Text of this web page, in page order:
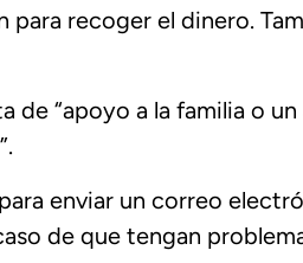
recoger el dinero.
de “apoyo a la familia o
enviar un correo
de que tengan